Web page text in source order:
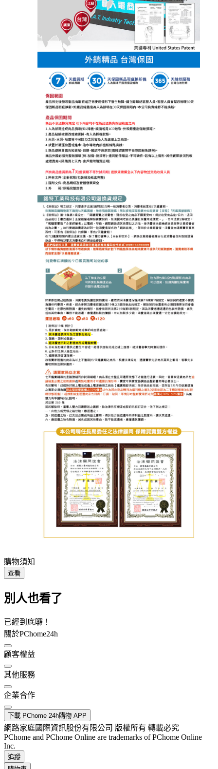
購物須知
查看
別人也看了
已經到底囉！
關於PChome24h
顧客權益
其他服務
企業合作
下載 PChome 24h購物 APP
網路家庭國際資訊股份有限公司 版權所有 轉載必究
PChome and PChome Online are trademarks of PChome Online
Inc.
追蹤